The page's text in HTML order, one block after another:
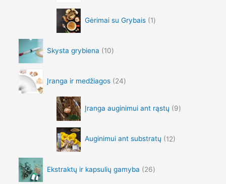
Gėrimai su Grybais 1
Skysta grybiena 10
Įranga ir medžiagos 24
Įranga auginimui ant rąstų 9
Auginimui ant substratų 12
Ekstraktų ir kapsulių gamyba 26